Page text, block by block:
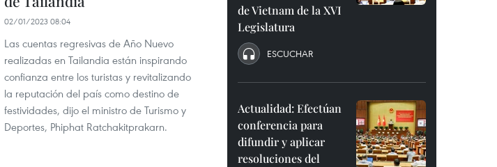
02/01/2023 08:04
Las cuentas regresivas de Año Nuevo
realizadas en Tailandia están inspirando
confianza entre los turistas y revitalizando
la reputación del país como destino de
festividades, dijo el ministro de Turismo y
Deportes, Phiphat Ratchakitprakarn.
de Vietnam de la XVI
Legislatura
ESCUCHAR
Actualidad: Efectúan
conferencia para
difundir y aplicar
resoluciones del